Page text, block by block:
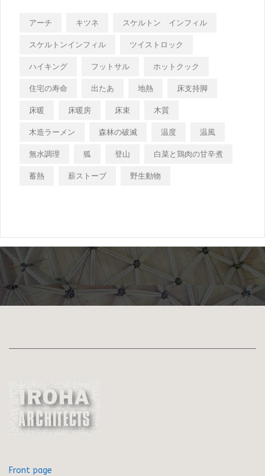
アーチ キツネ スケルトン インフィル
スケルトンインフィル ツイストロック
ハイキング フットサル ホットクック
住宅の寿命 出たあ 地熱 床支持脚
床暖 床暖房 床束 木質
木造ラーメン 森林の破滅 温度 温風
無水調理 狐 登山 白菜と鶏肉の甘辛煮
蓄熱 薪ストーブ 野生動物
Front page